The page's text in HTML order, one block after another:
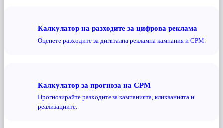
Калкулатор на разходите за цифрова реклама
Оценете разходите за дигитална рекламна кампания и CPM.
Калкулатор за прогноза на CPM
Прогнозирайте разходите за кампанията, кликванията и
реализациите.